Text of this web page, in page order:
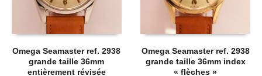
Omega Seamaster ref. 2938
grande taille 36mm
entièrement révisée
Omega Seamaster ref. 2938
grande taille 36mm index
« flèches »